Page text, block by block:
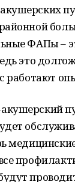
ФАПы –
это
работают